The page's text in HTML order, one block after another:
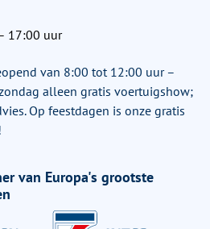
17:00 uur
van 8:00 tot 12:00 uur –
alleen gratis voertuigshow;
Op feestdagen is onze gratis
van Europa's grootste